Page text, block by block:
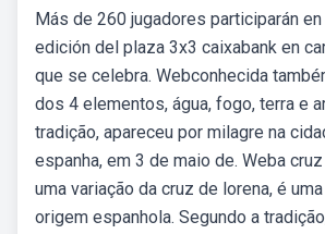
Más de 260 jugadores participarán
edición del plaza 3x3 caixabank en
que se celebra. Webconhecida
dos 4 elementos, água, fogo, terra e
tradição, apareceu por milagre na
espanha, em 3 de maio de. Weba
uma variação da cruz de lorena, é
origem espanhola. Segundo a